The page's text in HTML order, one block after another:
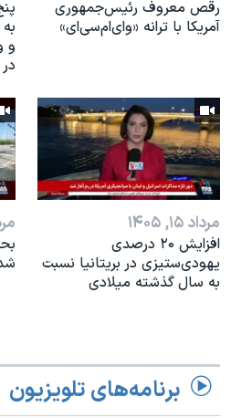
رقص معروف رئیس‌جمهوری
آمریکا با ترانه «وای‌ام‌سی‌ای»
و
مرداد ۱۵, ۱۴۰۵
افزایش ۲۰ درصدی
یهودی‌ستیزی در بریتانیا نسبت
به سال گذشته میلادی
برنامه‌های تلویزیون